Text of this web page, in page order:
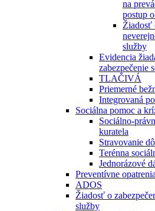
na
postup
Žiadosť
služby
Evidencia
zabezpečenie
TLAČIVÁ
Priemerné
Integrovaná
Sociálna pomoc a
Sociálno-
kuratela
Stravovanie
Terénna
Jednorázové
Preventívne
ADOS
Žiadosť o
služby